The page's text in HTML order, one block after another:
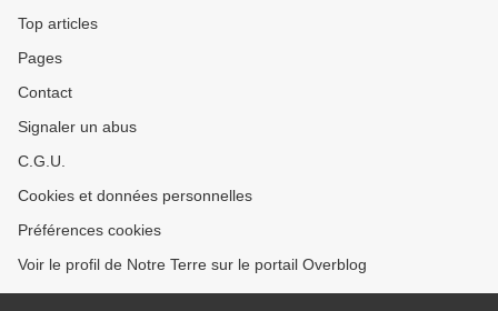
Top articles
Pages
Contact
Signaler un abus
C.G.U.
Cookies et données personnelles
Préférences cookies
Voir le profil de Notre Terre sur le portail Overblog